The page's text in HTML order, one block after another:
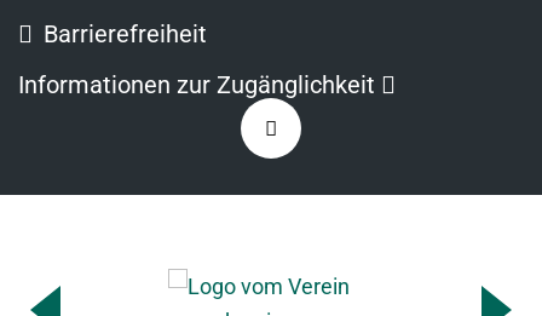
Barrierefreiheit
Informationen zur Zugänglichkeit
Zurück